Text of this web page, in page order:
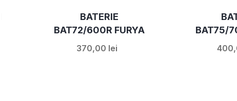
BATERIE
BAT72/600R FURYA
370,00 lei
BAT75/